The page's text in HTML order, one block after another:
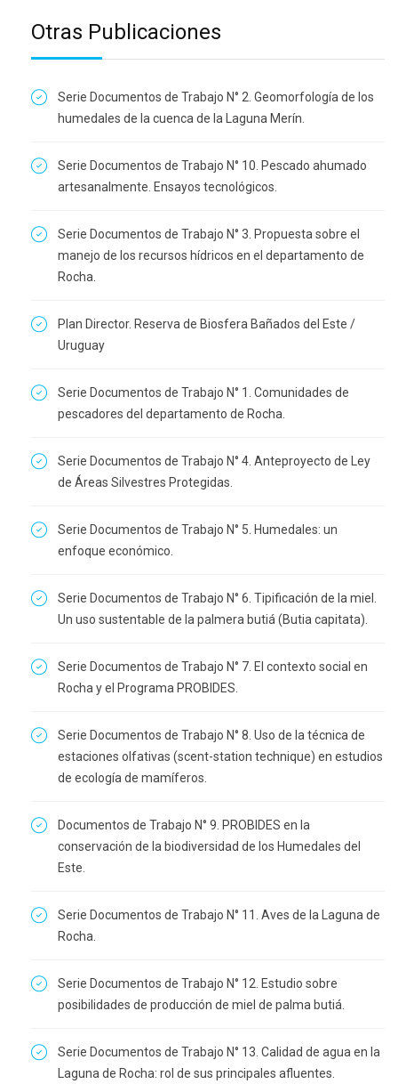
Otras Publicaciones
Serie Documentos de Trabajo N° 2. Geomorfología de los
humedales de la cuenca de la Laguna Merín.
Serie Documentos de Trabajo N° 10. Pescado ahumado
artesanalmente. Ensayos tecnológicos.
Serie Documentos de Trabajo N° 3. Propuesta sobre el
manejo de los recursos hídricos en el departamento de
Rocha.
Plan Director. Reserva de Biosfera Bañados del Este /
Uruguay
Serie Documentos de Trabajo N° 1. Comunidades de
pescadores del departamento de Rocha.
Serie Documentos de Trabajo N° 4. Anteproyecto de Ley
de Áreas Silvestres Protegidas.
Serie Documentos de Trabajo N° 5. Humedales: un
enfoque económico.
Serie Documentos de Trabajo N° 6. Tipificación de la miel.
Un uso sustentable de la palmera butiá (Butia capitata).
Serie Documentos de Trabajo N° 7. El contexto social en
Rocha y el Programa PROBIDES.
Serie Documentos de Trabajo N° 8. Uso de la técnica de
estaciones olfativas (scent-station technique) en estudios
de ecología de mamíferos.
Documentos de Trabajo N° 9. PROBIDES en la
conservación de la biodiversidad de los Humedales del
Este.
Serie Documentos de Trabajo N° 11. Aves de la Laguna de
Rocha.
Serie Documentos de Trabajo N° 12. Estudio sobre
posibilidades de producción de miel de palma butiá.
Serie Documentos de Trabajo N° 13. Calidad de agua en la
Laguna de Rocha: rol de sus principales afluentes.